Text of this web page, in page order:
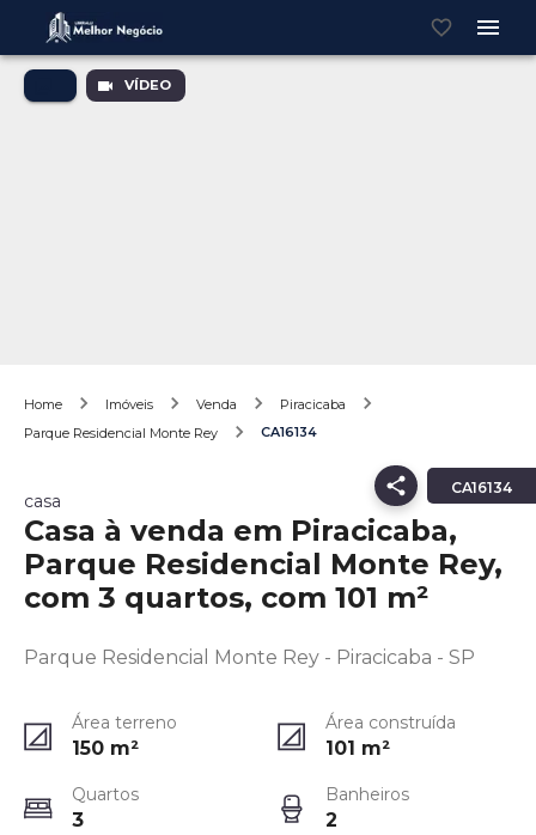
VÍDEO
Home Imóveis Venda
Piracicaba
Parque Residencial Monte Rey
CA16134
CA16134
casa
Casa à venda em Piracicaba,
Parque Residencial Monte Rey,
com 3 quartos, com 101 m²
Parque Residencial Monte Rey - Piracicaba - SP
Área terreno
150 m²
Área construída
101 m²
Quartos
3
Banheiros
2